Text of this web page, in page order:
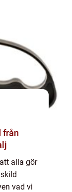
alla gör
vad vi